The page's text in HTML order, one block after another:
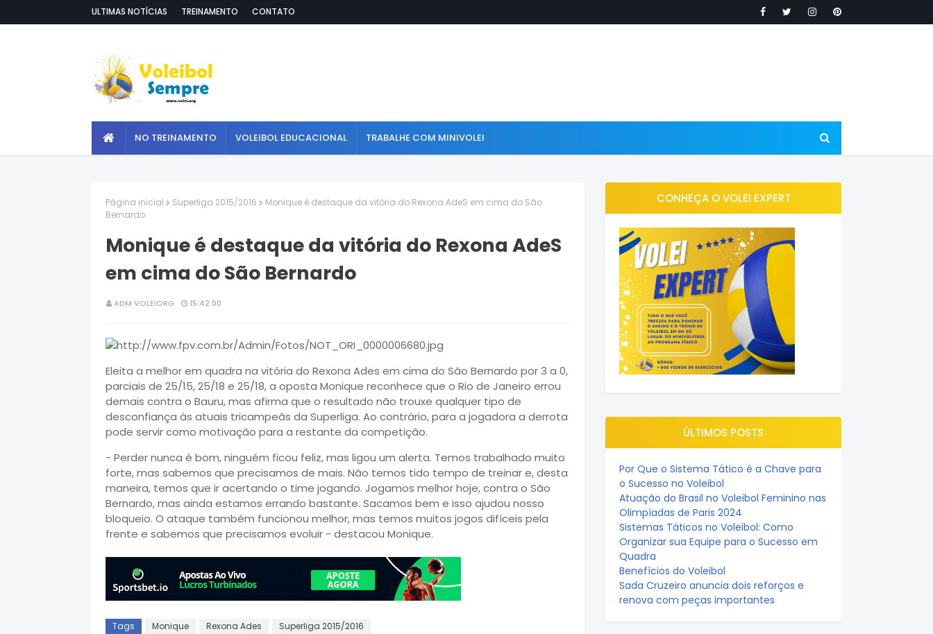
ULTIMAS NOTÍCIAS TREINAMENTO CONTATO
NO TREINAMENTO VOLEIBOL EDUCACIONAL TRABALHE COM MINIVOLEI
Página inicial Superliga 2015/2016
Monique é destaque da vitória do Rexona AdeS em cima do São
Bernardo
Monique é destaque da vitória do Rexona AdeS
em cima do São Bernardo
ADM VOLEIORG 15:42:00
Eleita a melhor em quadra na vitória do Rexona Ades em cima do São Bernardo por 3 a 0,
parciais de 25/15, 25/18 e 25/18, a oposta Monique reconhece que o Rio de Janeiro errou
demais contra o Bauru, mas afirma que o resultado não trouxe qualquer tipo de
desconfiança às atuais tricampeãs da Superliga. Ao contrário, para a jogadora a derrota
pode servir como motivação para a restante da competição.
- Perder nunca é bom, ninguém ficou feliz, mas ligou um alerta. Temos trabalhado muito
forte, mas sabemos que precisamos de mais. Não temos tido tempo de treinar e, desta
maneira, temos que ir acertando o time jogando. Jogamos melhor hoje, contra o São
Bernardo, mas ainda estamos errando bastante. Sacamos bem e isso ajudou nosso
bloqueio. O ataque também funcionou melhor, mas temos muitos jogos difíceis pela
frente e sabemos que precisamos evoluir - destacou Monique.
Tags Monique Rexona Ades Superliga 2015/2016
CONHEÇA O VOLEI EXPERT
ÚLTIMOS POSTS
Por Que o Sistema Tático é a Chave para
o Sucesso no Voleibol
Atuação do Brasil no Voleibol Feminino nas
Olimpíadas de Paris 2024
Sistemas Táticos no Voleibol: Como
Organizar sua Equipe para o Sucesso em
Quadra
Benefícios do Voleibol
Sada Cruzeiro anuncia dois reforços e
renova com peças importantes